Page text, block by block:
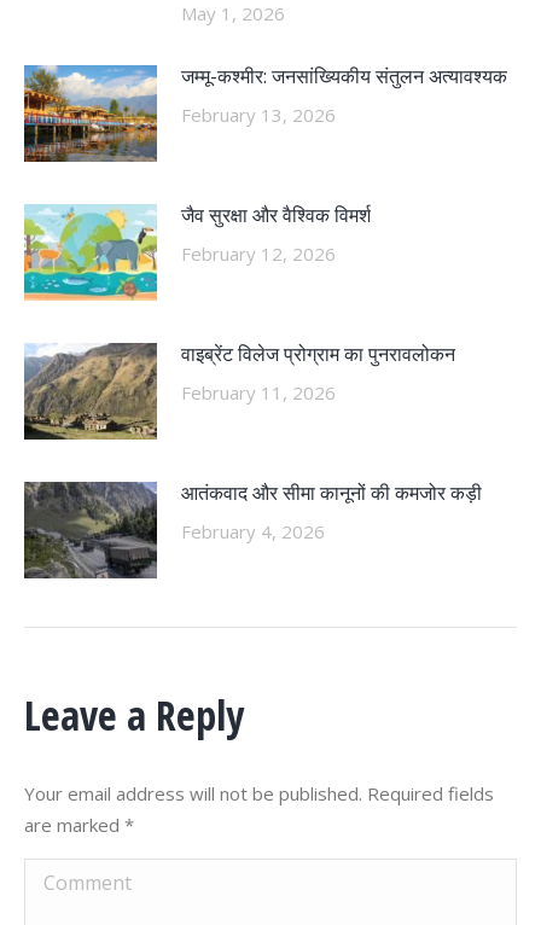
May 1, 2026
जम्मू-कश्मीर: जनसांख्यिकीय संतुलन अत्यावश्यक
February 13, 2026
जैव सुरक्षा और वैश्विक विमर्श
February 12, 2026
वाइब्रेंट विलेज प्रोग्राम का पुनरावलोकन
February 11, 2026
आतंकवाद और सीमा कानूनों की कमजोर कड़ी
February 4, 2026
Leave a Reply
Your email address will not be published. Required fields
are marked *
Comment